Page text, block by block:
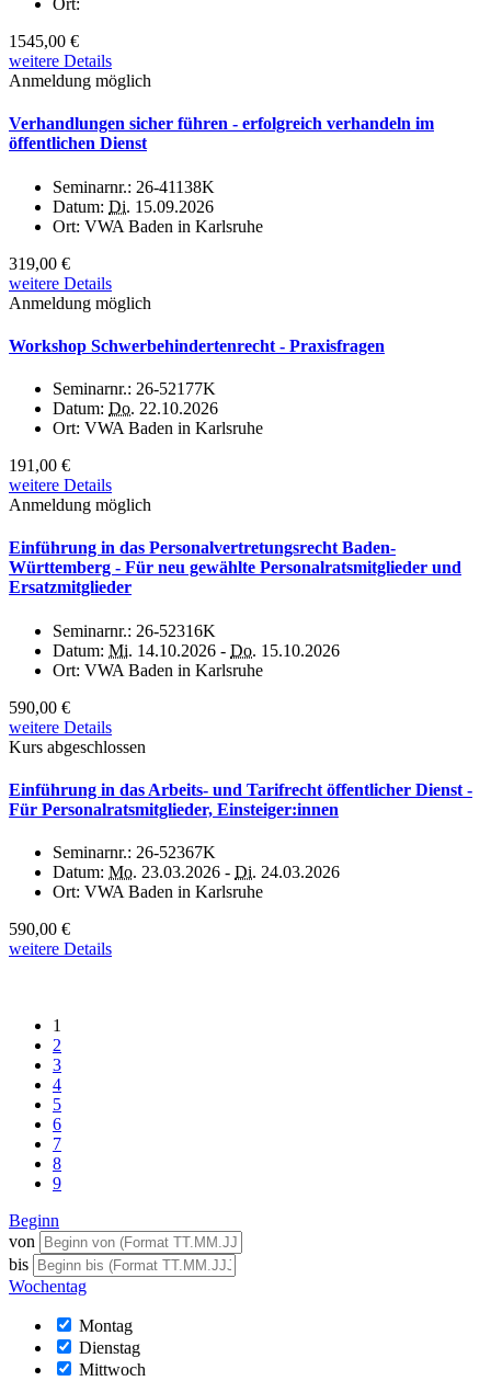
Ort:
1545,00 €
weitere Details
Anmeldung möglich
Verhandlungen sicher führen - erfolgreich verhandeln im
öffentlichen Dienst
Seminarnr.: 26-41138K
Datum: Di. 15.09.2026
Ort: VWA Baden in Karlsruhe
319,00 €
weitere Details
Anmeldung möglich
Workshop Schwerbehindertenrecht - Praxisfragen
Seminarnr.: 26-52177K
Datum: Do. 22.10.2026
Ort: VWA Baden in Karlsruhe
191,00 €
weitere Details
Anmeldung möglich
Einführung in das Personalvertretungsrecht Baden-
Württemberg - Für neu gewählte Personalratsmitglieder und
Ersatzmitglieder
Seminarnr.: 26-52316K
Datum: Mi. 14.10.2026 - Do. 15.10.2026
Ort: VWA Baden in Karlsruhe
590,00 €
weitere Details
Kurs abgeschlossen
Einführung in das Arbeits- und Tarifrecht öffentlicher Dienst -
Für Personalratsmitglieder, Einsteiger:innen
Seminarnr.: 26-52367K
Datum: Mo. 23.03.2026 - Di. 24.03.2026
Ort: VWA Baden in Karlsruhe
590,00 €
weitere Details
1
2
3
4
5
6
7
8
9
Beginn
von
bis
Wochentag
Montag
Dienstag
Mittwoch